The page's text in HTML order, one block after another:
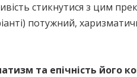
стикнутися з цим
потужний,
та епічність його